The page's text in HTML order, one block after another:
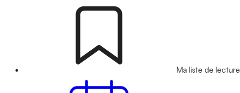
Ma liste de lecture